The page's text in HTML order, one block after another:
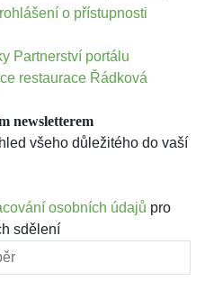
o přístupnosti
Partnerství portálu
restaurace Řádková
newsletterem
všeho důležitého do vaší
osobních údajů pro
sdělení